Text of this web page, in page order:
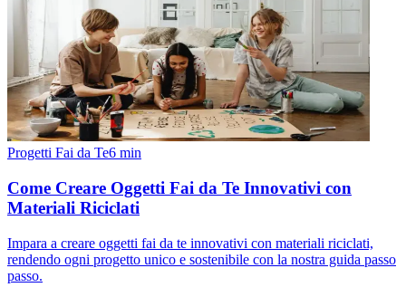
Progetti Fai da Te6 min
Come Creare Oggetti Fai da Te Innovativi con
Materiali Riciclati
Impara a creare oggetti fai da te innovativi con materiali riciclati,
rendendo ogni progetto unico e sostenibile con la nostra guida passo
passo.